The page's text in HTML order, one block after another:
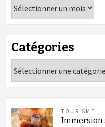
Catégories
TOURISME
Immersion